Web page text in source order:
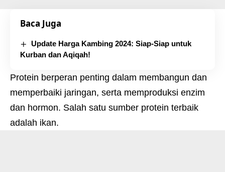
Baca Juga
Update Harga Kambing 2024: Siap-Siap untuk
Kurban dan Aqiqah!
Protein berperan penting dalam membangun dan
memperbaiki jaringan, serta memproduksi enzim
dan hormon. Salah satu sumber protein terbaik
adalah ikan.